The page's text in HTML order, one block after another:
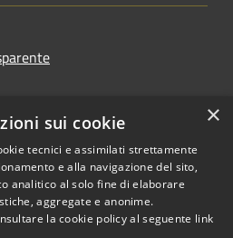
IBAN, CCP, fatturazione
elettronica e altri codici
×
sui cookie
tecnici e assimilati strettamente
e alla navigazione del sito,
analitico al solo fine di elaborare
aggregate e anonime.
la cookie policy al seguente link